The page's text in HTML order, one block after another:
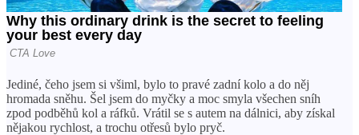
Jediné, čeho jsem si všiml, bylo to pravé zadní kolo a do něj
hromada sněhu. Šel jsem do myčky a moc smyla všechen sníh
zpod podběhů kol a ráfků. Vrátil se s autem na dálnici, aby získal
nějakou rychlost, a trochu otřesů bylo pryč.